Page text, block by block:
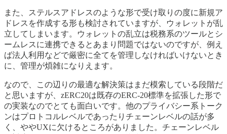
また、ステルスアドレスのような形で受け取りの度に新規ア
ドレスを作成する形も検討されていますが、ウォレットが乱
立してしまいます。ウォレットの乱立は税務系のツールとシ
ームレスに連携できるとあまり問題ではないのですが、例え
ば法人利用などで厳密に全てを管理しなければいけないとき
に、管理が煩雑になりえます。
なので、この辺りの最適な解決策はまだ模索している段階だ
と思いますが、zERC20は既存のERC-20標準を拡張した形で
の実装なのでとても面白いです。他のプライバシー系トーク
ンはプロトコルレベルであったりチェーンレベルの話が多
く、ややUXに欠けるところがありました。チェーンレベル